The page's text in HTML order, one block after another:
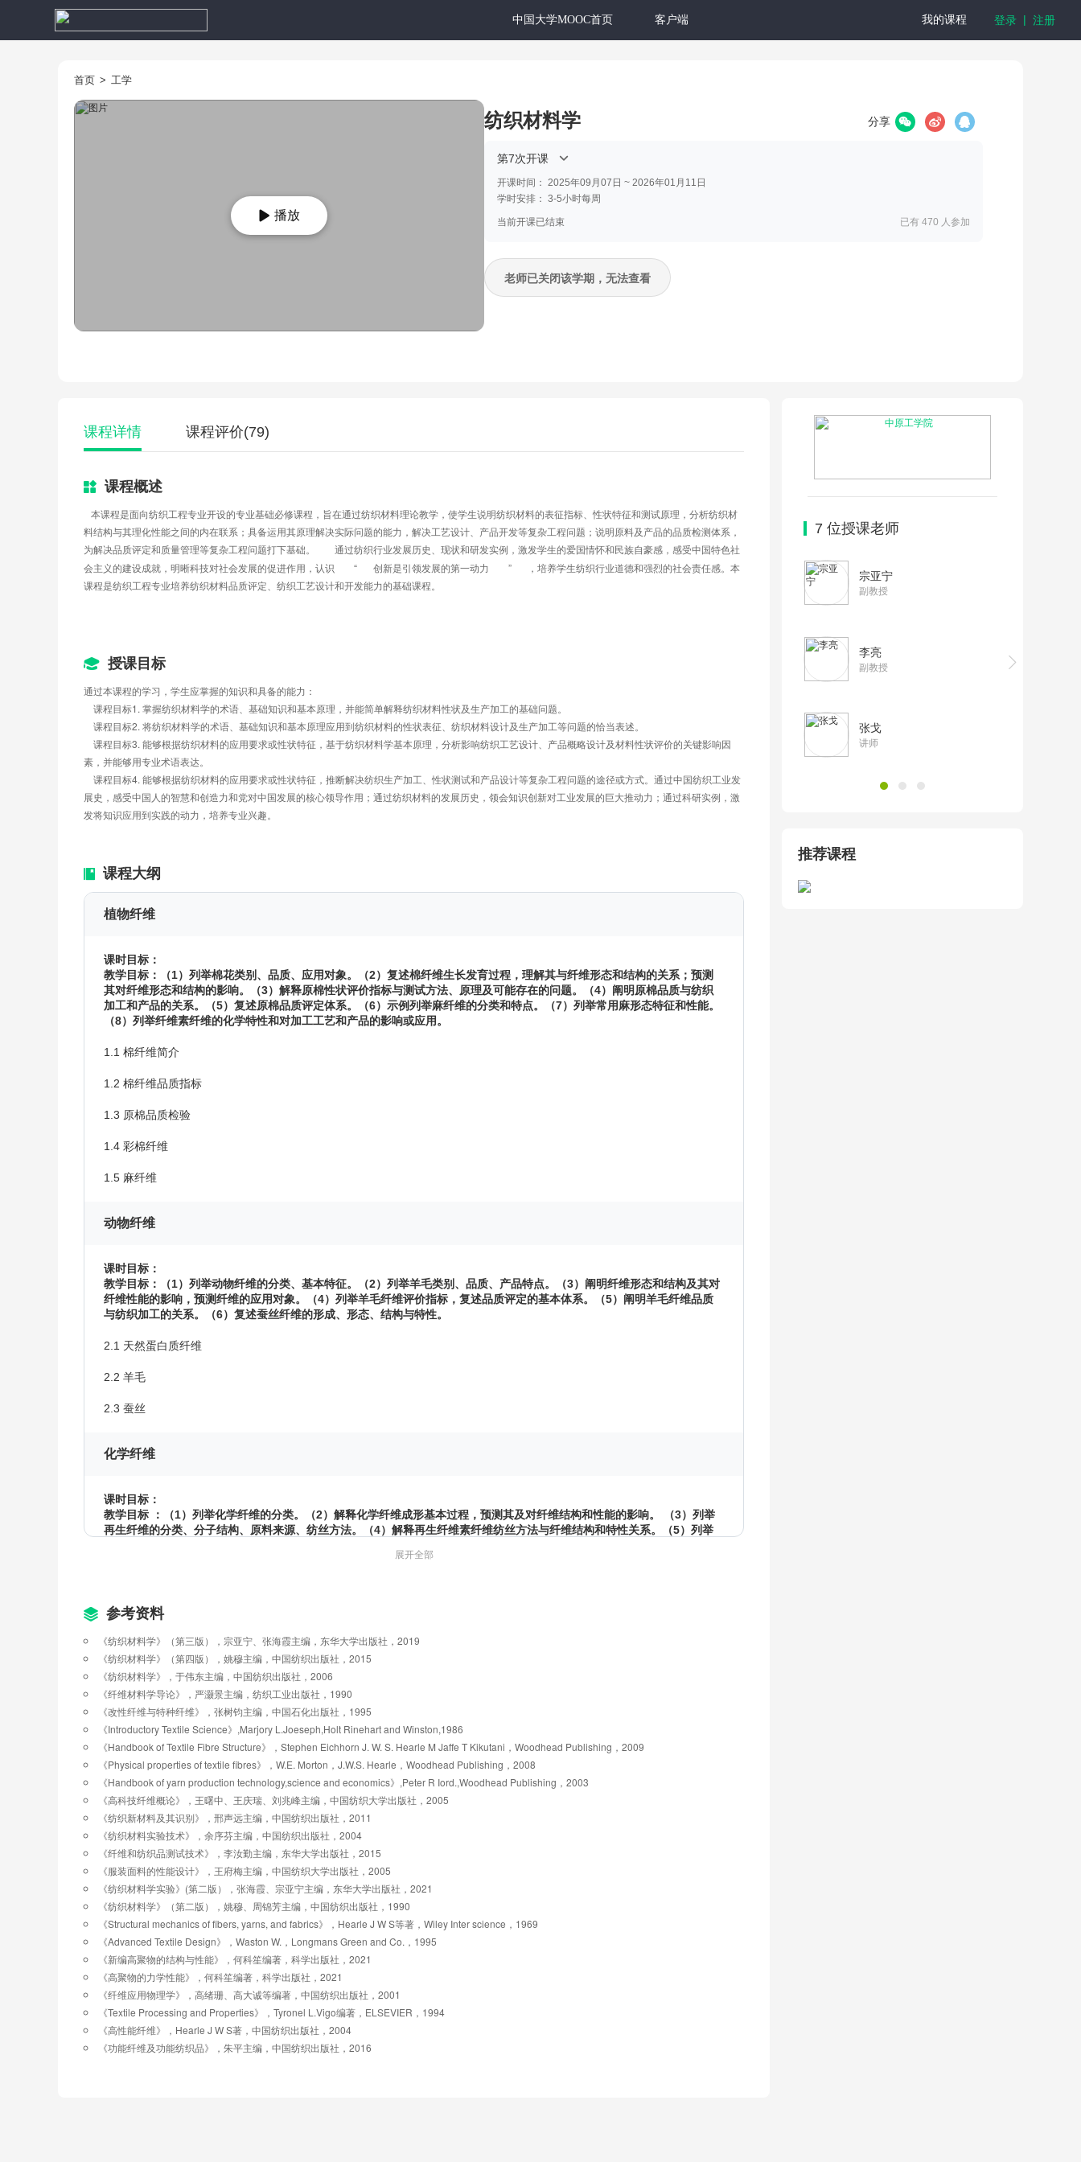
客户端 我的课程 登录 | 注册
中国大学MOOC首页
首页 > 工学
播放
纺织材料学 分享
第7次开课
开课时间： 2025年09月07日 ~ 2026年01月11日
学时安排： 3-5小时每周
当前开课已结束 已有 470 人参加
老师已关闭该学期，无法查看
课程详情 课程评价(79)
课程概述
本课程是面向纺织工程专业开设的专业基础必修课程，旨在通过纺织材料理论教学，使学生说明纺织材料的表征指标、性状特征和测试原理，分析纺织材
料结构与其理化性能之间的内在联系；具备运用其原理解决实际问题的能力，解决工艺设计、产品开发等复杂工程问题；说明原料及产品的品质检测体系，
为解决品质评定和质量管理等复杂工程问题打下基础。
通过纺织行业发展历史、现状和研发实例，激发学生的爱国情怀和民族自豪感，感受中国特色社
会主义的建设成就，明晰科技对社会发展的促进作用，认识
创新是引领发展的第一动力
，培养学生纺织行业道德和强烈的社会责任感。本
课程是纺织工程专业培养纺织材料品质评定、纺织工艺设计和开发能力的基础课程。
授课目标
通过本课程的学习，学生应掌握的知识和具备的能力：
课程目标1. 掌握纺织材料学的术语、基础知识和基本原理，并能简单解释纺织材料性状及生产加工的基础问题。
课程目标2. 将纺织材料学的术语、基础知识和基本原理应用到纺织材料的性状表征、纺织材料设计及生产加工等问题的恰当表述。
课程目标3. 能够根据纺织材料的应用要求或性状特征，基于纺织材料学基本原理，分析影响纺织工艺设计、产品概略设计及材料性状评价的关键影响因
素，并能够用专业术语表达。
课程目标4. 能够根据纺织材料的应用要求或性状特征，推断解决纺织生产加工、性状测试和产品设计等复杂工程问题的途径或方式。通过中国纺织工业发
展史，感受中国人的智慧和创造力和党对中国发展的核心领导作用；通过纺织材料的发展历史，领会知识创新对工业发展的巨大推动力；通过科研实例，激
发将知识应用到实践的动力，培养专业兴趣。
课程大纲
植物纤维
课时目标：
教学目标：（1）列举棉花类别、品质、应用对象。（2）复述棉纤维生长发育过程，理解其与纤维形态和结构的关系；预测
其对纤维形态和结构的影响。（3）解释原棉性状评价指标与测试方法、原理及可能存在的问题。（4）阐明原棉品质与纺织
加工和产品的关系。（5）复述原棉品质评定体系。（6）示例列举麻纤维的分类和特点。（7）列举常用麻形态特征和性能。
（8）列举纤维素纤维的化学特性和对加工工艺和产品的影响或应用。
1.1 棉纤维简介
1.2 棉纤维品质指标
1.3 原棉品质检验
1.4 彩棉纤维
1.5 麻纤维
动物纤维
课时目标：
教学目标：（1）列举动物纤维的分类、基本特征。（2）列举羊毛类别、品质、产品特点。（3）阐明纤维形态和结构及其对
纤维性能的影响，预测纤维的应用对象。（4）列举羊毛纤维评价指标，复述品质评定的基本体系。（5）阐明羊毛纤维品质
与纺织加工的关系。（6）复述蚕丝纤维的形成、形态、结构与特性。
2.1 天然蛋白质纤维
2.2 羊毛
2.3 蚕丝
化学纤维
课时目标：
教学目标 ：（1）列举化学纤维的分类。（2）解释化学纤维成形基本过程，预测其及对纤维结构和性能的影响。 （3）列举
再生纤维的分类、分子结构、原料来源、纺丝方法。（4）解释再生纤维素纤维纺丝方法与纤维结构和特性关系。（5）列举
对纤维性能的影响。（8）列举功能纤维和高性能纤维，解释结构和性能的关系。
3.2 再生纤维
3.3 合成纤维
3.4 改性纤维
3.5 功能纤维和高性能纤维
纤维形态表征
课时目标：
教学目标：（1）细度——解释纤维细度表征指标，验证细度指标之间的换算，列举细度测量方法，计算细度指标，解释纤维
细度分布；预测其对加工过程和产品的影响。（2）长度——解释纤维长度表征指标，列举长度测量方法，解释纤维长度分
布；预测其对加工过程和产品的影响。（3）其他——列举纤维其他形态特征测量的方法；解释其对产品的影响。
4.1 纤维长度表征
4.2 纤维细度表征
4.3 纤维其他形态特征表征
纤维的结构
课时目标：
教学目标：（1）列举纤维结构的构成，解释其对高级结构和纤维性能的影响，预测纤维的性能。（2）解释原纤结构及对纤
展开全部
参考资料
《纺织材料学》（第三版），宗亚宁、张海霞主编，东华大学出版社，2019
《纺织材料学》（第四版），姚穆主编，中国纺织出版社，2015
《纺织材料学》，于伟东主编，中国纺织出版社，2006
《纤维材料学导论》，严灏景主编，纺织工业出版社，1990
《改性纤维与特种纤维》，张树钧主编，中国石化出版社，1995
《Introductory Textile Science》,Marjory L.Joeseph,Holt Rinehart and Winston,1986
《Handbook of Textile Fibre Structure》，Stephen Eichhorn J. W. S. Hearle M Jaffe T Kikutani，Woodhead Publishing，2009
《Physical properties of textile fibres》，W.E. Morton，J.W.S. Hearle，Woodhead Publishing，2008
《Handbook of yarn production technology,science and economics》,Peter R Iord.,Woodhead Publishing，2003
《高科技纤维概论》，王曙中、王庆瑞、刘兆峰主编，中国纺织大学出版社，2005
《纺织新材料及其识别》，邢声远主编，中国纺织出版社，2011
《纺织材料实验技术》，余序芬主编，中国纺织出版社，2004
《纤维和纺织品测试技术》，李汝勤主编，东华大学出版社，2015
《服装面料的性能设计》，王府梅主编，中国纺织大学出版社，2005
《纺织材料学实验》(第二版），张海霞、宗亚宁主编，东华大学出版社，2021
《纺织材料学》（第二版），姚穆、周锦芳主编，中国纺织出版社，1990
《Structural mechanics of fibers, yarns, and fabrics》，Hearle J W S等著，Wiley Inter science，1969
《Advanced Textile Design》，Waston W.，Longmans Green and Co.，1995
《新编高聚物的结构与性能》，何科笙编著，科学出版社，2021
《高聚物的力学性能》，何科笙编著，科学出版社，2021
《纤维应用物理学》，高绪珊、高大诚等编著，中国纺织出版社，2001
《Textile Processing and Properties》，Tyronel L.Vigo编著，ELSEVIER，1994
《高性能纤维》，Hearle J W S著，中国纺织出版社，2004
《功能纤维及功能纺织品》，朱平主编，中国纺织出版社，2016
7 位授课老师
宗亚宁
副教授
李亮
副教授
张戈
讲师
推荐课程